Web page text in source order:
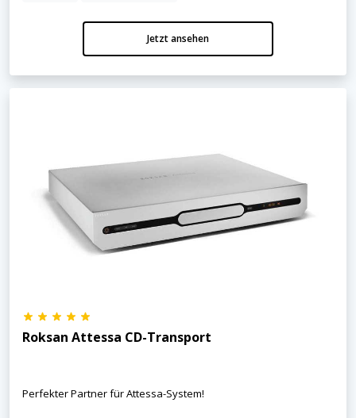
Jetzt ansehen
Roksan Attessa CD-Transport
Perfekter Partner für Attessa-System!
KEINE ANGEBOTE
Erhalten Sie exklusive Angebote, News und